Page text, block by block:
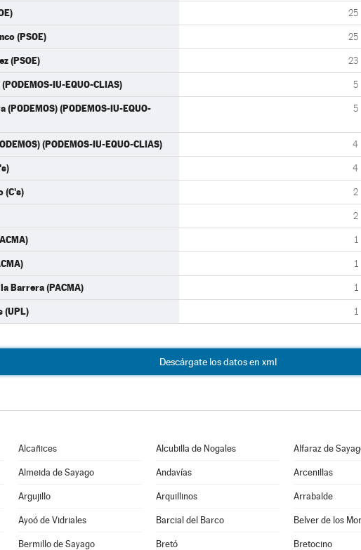
25
(PSOE) 25
(PSOE) 23
IU-EQUO-CLIAS) 5
(PODEMOS-IU-EQUO-
5
(PODEMOS-IU-EQUO-CLIAS) 4
4
(C's) 2
2
1
1
Barrera (PACMA) 1
(UPL) 1
Descárgate los datos en xml
Alcañices Alcubilla de Nogales Alfaraz de
Almeida de Sayago Andavías Arcenillas
Argujillo Arquillinos Arrabalde
Ayoó de Vidriales Barcial del Barco Belver de los
Bermillo de Sayago Bretó Bretocino